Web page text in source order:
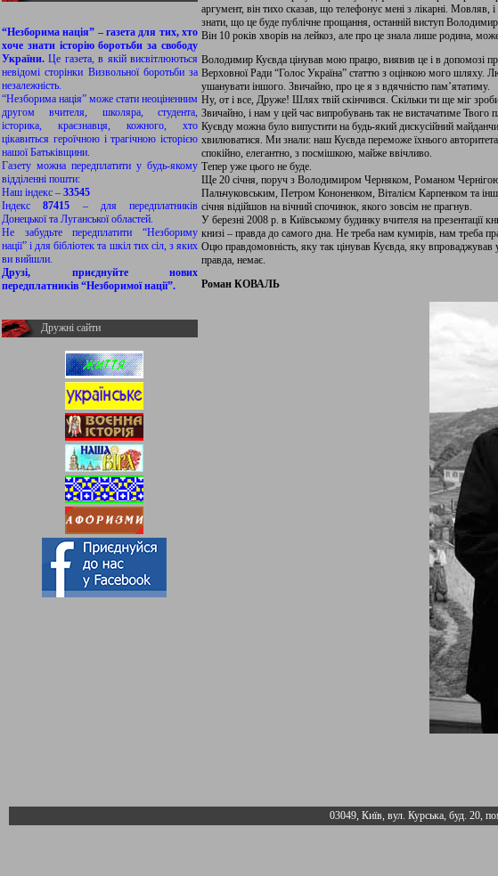
“Незборима нація” – газета для тих, хто
хоче знати історію боротьби за свободу
України.Це газета, в якій висвітлюються
невідомі сторінки Визвольної боротьби за
незалежність.
“Незборима нація” може стати неоціненним
другом вчителя, школяра, студента,
історика, краєзнавця, кожного, хто
цікавиться героїчною і трагічною історією
нашої Батьківщини.
Газету можна передплатити у будь-якому
відділенні пошти:
Наш індекс – 33545
Індекс87415 – для передплатників
Донецької та Луганської областей.
Не забудьте передплатити “Незбориму
нації” і для бібліотек та шкіл тих сіл, з яких
ви вийшли.
Друзі, приєднуйте нових
передплатників “Незборимої нації”.
Дружні сайти
аргумент, він тихо сказав, що телефонує мені з лікарні.
знати, що це буде публічне прощання, останній виступ
Він 10 років хворів на лейкоз, але про це знала лише родина,
Володимир Куєвда цінував мою працю, виявив це і в допомозі
Верховної Ради “Голос Україна” статтю з оцінкою мого шляху.
ушанувати іншого. Звичайно, про це я з вдячністю пам’ятатиму.
Ну, от і все, Друже! Шлях твій скінчився. Скільки ти ще міг
Звичайно, і нам у цей час випробувань так не вистачатиме Твого
Куєвду можна було випустити на будь-який дискусійний
хвилюватися. Ми знали: наш Куєвда переможе їхнього
спокійно, елегантно, з посмішкою, майже ввічливо.
Тепер уже цього не буде.
Ще 20 січня, поруч з Володимиром Черняком, Романом
Пальчуковським, Петром Кононенком, Віталієм Карпенком та
січня відійшов на вічний спочинок, якого зовсім не прагнув.
У березні 2008 р. в Київському будинку вчителя на презентації
книзі – правда до самого дна. Не треба нам кумирів, нам треба
Оцю правдомовність, яку так цінував Куєвда, яку впроваджував у
правда, немає.
Роман КОВАЛЬ
03049, Київ, вул. Курська, буд. 20,